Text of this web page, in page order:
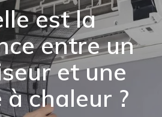
est la
entre un
et une
à chaleur ?